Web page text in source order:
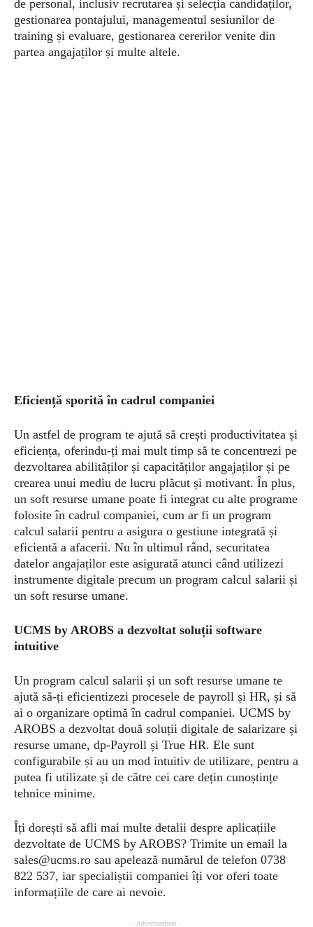
de personal, inclusiv recrutarea și selecția candidaților,
gestionarea pontajului, managementul sesiunilor de
training și evaluare, gestionarea cererilor venite din
partea angajaților și multe altele.
Eficiență sporită în cadrul companiei
Un astfel de program te ajută să crești productivitatea și
eficiența, oferindu-ți mai mult timp să te concentrezi pe
dezvoltarea abilităților și capacităților angajaților și pe
crearea unui mediu de lucru plăcut și motivant. În plus,
un soft resurse umane poate fi integrat cu alte programe
folosite în cadrul companiei, cum ar fi un program
calcul salarii pentru a asigura o gestiune integrată și
eficientă a afacerii. Nu în ultimul rând, securitatea
datelor angajaților este asigurată atunci când utilizezi
instrumente digitale precum un program calcul salarii și
un soft resurse umane.
UCMS by AROBS a dezvoltat soluții software
intuitive
Un program calcul salarii și un soft resurse umane te
ajută să-ți eficientizezi procesele de payroll și HR, și să
ai o organizare optimă în cadrul companiei. UCMS by
AROBS a dezvoltat două soluții digitale de salarizare și
resurse umane, dp-Payroll și True HR. Ele sunt
configurabile și au un mod intuitiv de utilizare, pentru a
putea fi utilizate și de către cei care dețin cunoștințe
tehnice minime.
Îți dorești să afli mai multe detalii despre aplicațiile
dezvoltate de UCMS by AROBS? Trimite un email la
sales@ucms.ro sau apelează numărul de telefon 0738
822 537, iar specialiștii companiei îți vor oferi toate
informațiile de care ai nevoie.
- Advertisement -